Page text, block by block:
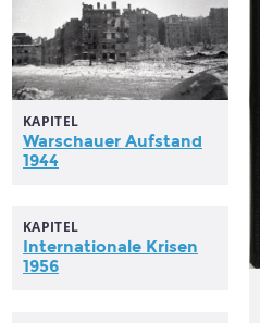
KAPITEL
Warschauer Aufstand
1944
KAPITEL
Internationale Krisen
1956